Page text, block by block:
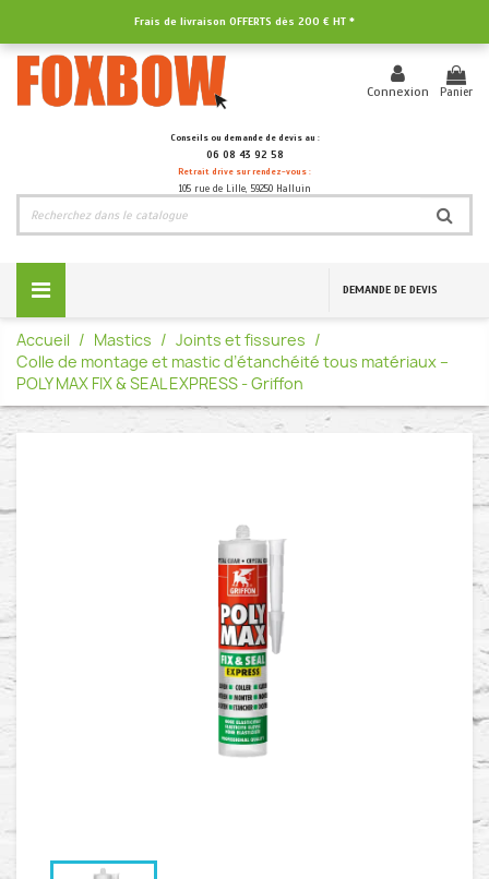
Frais de livraison OFFERTS dès 200 € HT *
Conseils ou demande de devis au :
06 08 43 92 58
Retrait drive sur rendez-vous :
105 rue de Lille, 59250 Halluin
Connexion Panier
DEMANDE DE DEVIS
Accueil Mastics
Joints et fissures
Colle de montage et mastic d’étanchéité tous matériaux –
POLY MAX FIX & SEAL EXPRESS - Griffon